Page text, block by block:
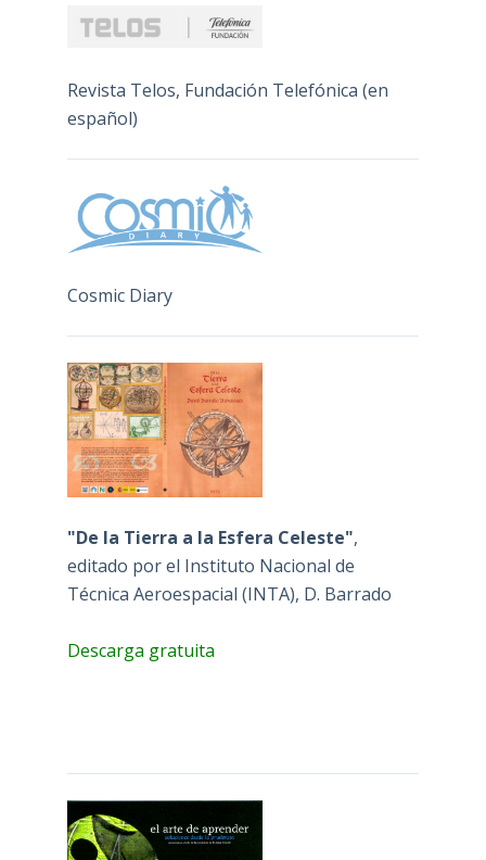
Revista Telos, Fundación Telefónica (en
español)
Cosmic Diary
"De la Tierra a la Esfera Celeste",
editado por el Instituto Nacional de
Técnica Aeroespacial (INTA), D. Barrado
Descarga gratuita